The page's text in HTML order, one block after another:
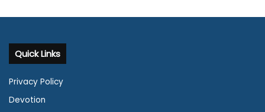
Quick Links
Privacy Policy
Devotion